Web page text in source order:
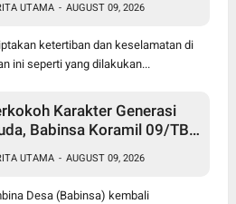
Tegur Pengendara dan
Informasi Warga
UTAMA - AUGUST 09, 2026
ketertiban dan keselamatan di
ini seperti yang dilakukan...
Karakter Generasi
Babinsa Koramil 09/TB
dan Mahasiswa Lewat
UTAMA - AUGUST 09, 2026
Desa (Babinsa) kembali